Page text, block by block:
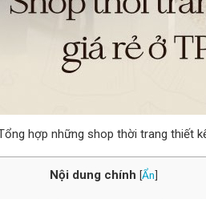
hợp những shop thời trang thiết
Nội dung chính [Ẩn]